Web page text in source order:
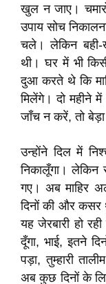
खुल न जाए।
उपाय सोच
चले। लेकिन बही-
थी। घर में भी
दुआ करते थे कि
मिलेंगे। दो महीने
जाँच न करें, तो बेड़ा
उन्होंने दिल में
निकालूँगा। लेकिन
गए। अब माहिर
दिनों की और कसर
यह जेरबारी हो
दूँगा, भाई, इतने
पड़ा, तुम्हारी
अब कुछ दिनों के